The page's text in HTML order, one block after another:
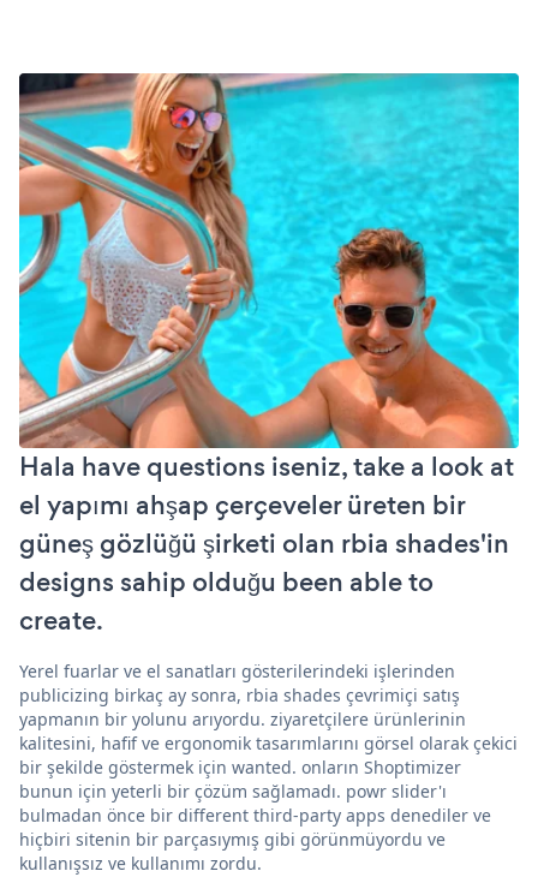
Hala have questions iseniz, take a look at
el yapımı ahşap çerçeveler üreten bir
güneş gözlüğü şirketi olan rbia shades'in
designs sahip olduğu been able to
create.
Yerel fuarlar ve el sanatları gösterilerindeki işlerinden
publicizing birkaç ay sonra, rbia shades çevrimiçi satış
yapmanın bir yolunu arıyordu. ziyaretçilere ürünlerinin
kalitesini, hafif ve ergonomik tasarımlarını görsel olarak çekici
bir şekilde göstermek için wanted. onların Shoptimizer
bunun için yeterli bir çözüm sağlamadı. powr slider'ı
bulmadan önce bir different third-party apps denediler ve
hiçbiri sitenin bir parçasıymış gibi görünmüyordu ve
kullanışsız ve kullanımı zordu.